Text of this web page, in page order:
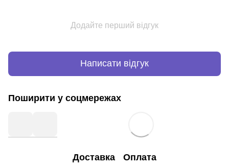
Додайте перший відгук
Написати відгук
Поширити у соцмережах
Доставка Оплата